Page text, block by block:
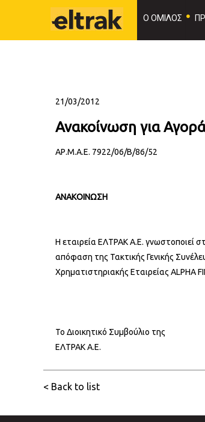
Ο ΟΜΙΛΟΣ
21/03/2012
Ανακοίνωση για
ΑΡ.Μ.Α.Ε. 7922/06/Β/86/52
ΑΝΑΚΟΙΝΩΣΗ
Η εταιρεία ΕΛΤΡΑΚ Α.Ε. γνωστοποιεί
απόφαση της Τακτικής Γενικής
Χρηματιστηριακής Εταιρείας
Το Διοικητικό Συμβούλιο της
ΕΛΤΡΑΚ Α.Ε.
< Back to list